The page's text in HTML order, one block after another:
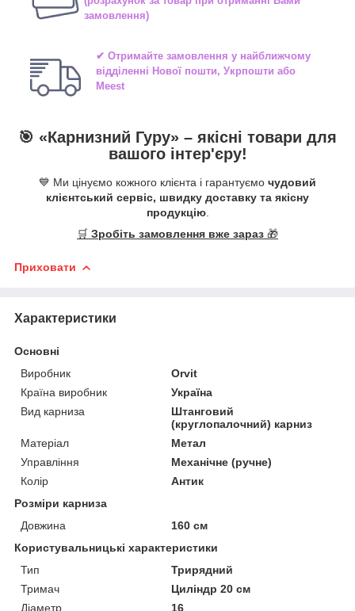
замовлення)
✔ Отримайте замовлення у найближчому
відділенні Нової пошти, Укрпошти або
Meest
🎯 «Карнизний Гуру» – якісні товари для
вашого інтер'єру!
💙 Ми цінуємо кожного клієнта і гарантуємо чудовий
клієнтський сервіс, швидку доставку та якісну
продукцію.
🛒 Зробіть замовлення вже зараз 🎁
Приховати
Характеристики
Основні
Виробник
Orvit
Країна виробник
Україна
Вид карниза
Штанговий
(круглопалочний) карниз
Матеріал
Метал
Управління
Механічне (ручне)
Колір
Антик
Розміри карниза
Довжина
160 см
Користувальницькі характеристики
Тип
Трирядний
Тримач
Циліндр 20 см
Діаметр
16